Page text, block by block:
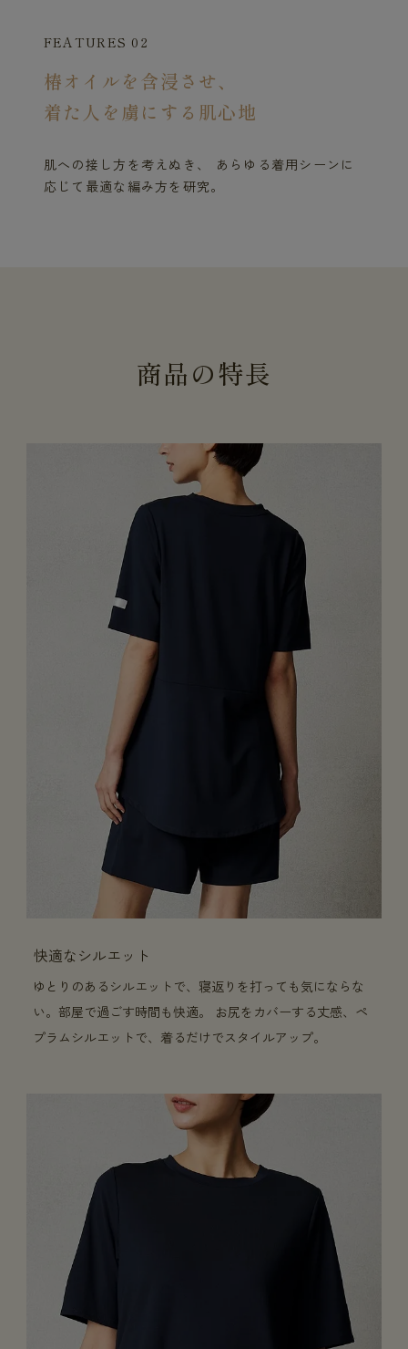
FEATURES 02
椿オイルを含浸させ、
着た人を虜にする肌心地
肌への接し方を考えぬき、 あらゆる着用シーンに
応じて最適な編み方を研究。
商品の特長
快適なシルエット
ゆとりのあるシルエットで、寝返りを打っても気にならな
い。部屋で過ごす時間も快適。 お尻をカバーする丈感、ペ
プラムシルエットで、着るだけでスタイルアップ。